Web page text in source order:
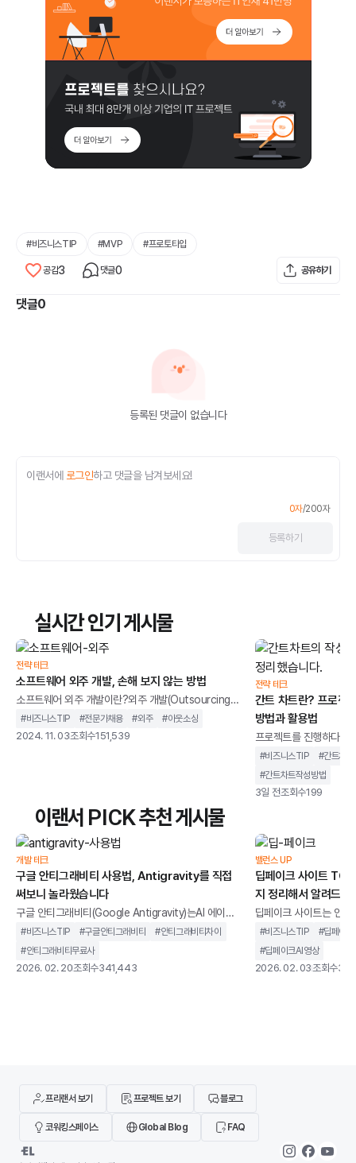
#비즈니스TIP #MVP #프로토타입
공감3 댓글0 공유하기
댓글0
등록된 댓글이 없습니다
이랜서에 로그인하고 댓글을 남겨보세요!
0자/200자
등록하기
실시간 인기 게시물
전략 테크
소프트웨어 외주 개발, 손해 보지 않는 방법
소프트웨어 외주 개발이란?외주 개발(Outsourcing
Development)은소프트웨어나 웹 애플리케이션 등의
개발을 위해 일부 또는 전체 개발 업무를 외부 전문 업체
비용을 절감하고자 할 때 매우 효과적입니다.특히IT 프
리랜서플랫폼을 활용하면 다양한 기술을 가진 전문가를
빠르게 찾아 프로젝트에 맞게 유연하게 진행할 수 있습
니다.외주 개발을 통해 기업은비용을 절감하면서도 최
신
#비즈니스TIP #전문가채용 #외주 #아웃소싱
2024. 11. 03조회수151,539
전략 테크
간트 차트란? 프로젝
방법과 활용법
프로젝트를 진행하다보
업무가 정해진 일정내
상황이 발생합니다. 종
게 이해해 프로젝트가
는 대표적인 프로젝트
(Gantt Chart)’입니다.
서, 담당자, 진행률을 시
어, 복잡한 프로젝트에
가
#비즈니스TIP #간트차트
#간트차트작성방법
3일 전조회수199
이랜서 PICK 추천 게시물
개발 테크
구글 안티그래비티 사용법, Antigravity를 직접
써보니 놀라웠습니다
구글 안티그래비티(Google Antigravity)는AI 에이전
트를 중심으로 설계된 통합 개발 환경을 말합니다. 단순
히 코드 자동완성을 제공하는 도구가 아니라,개발 작업
을 계획하고 실행까지 이어가는 구조를 지향합니다.기
#비즈니스TIP #구글안티그래비티 #안티그래비티차이
#안티그래비티무료사
2026. 02. 20조회수341,443
밸런스 UP
딥페이크 사이트
지 정리해서 알려드립
딥페이크 사이트는 인
굴이나 음성을 합성하
생성할 수 있는 웹 기반
니다.과거에는 전문 장
#비즈니스TIP #딥페이
#딥페이크AI영상
2026. 02. 03조회수
프리랜서 보기 프로젝트 보기 블로그
코워킹스페이스 Global Blog FAQ